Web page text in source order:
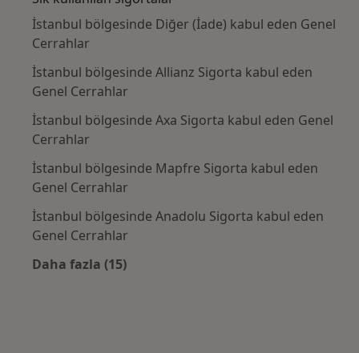
İstanbul bölgesinde Diğer (İade) kabul eden Genel
Cerrahlar
İstanbul bölgesinde Allianz Sigorta kabul eden
Genel Cerrahlar
İstanbul bölgesinde Axa Sigorta kabul eden Genel
Cerrahlar
İstanbul bölgesinde Mapfre Sigorta kabul eden
Genel Cerrahlar
İstanbul bölgesinde Anadolu Sigorta kabul eden
Genel Cerrahlar
Daha fazla (15)